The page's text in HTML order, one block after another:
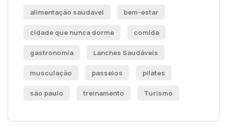
alimentação saudavel bem-estar
cidade que nunca dorme comida
gastronomia Lanches Saudáveis
musculação passeios pilates
são paulo treinamento Turismo